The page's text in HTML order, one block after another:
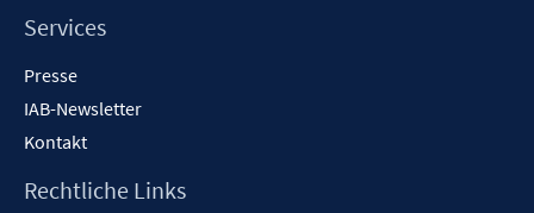
Services
Presse
IAB-Newsletter
Kontakt
Rechtliche Links